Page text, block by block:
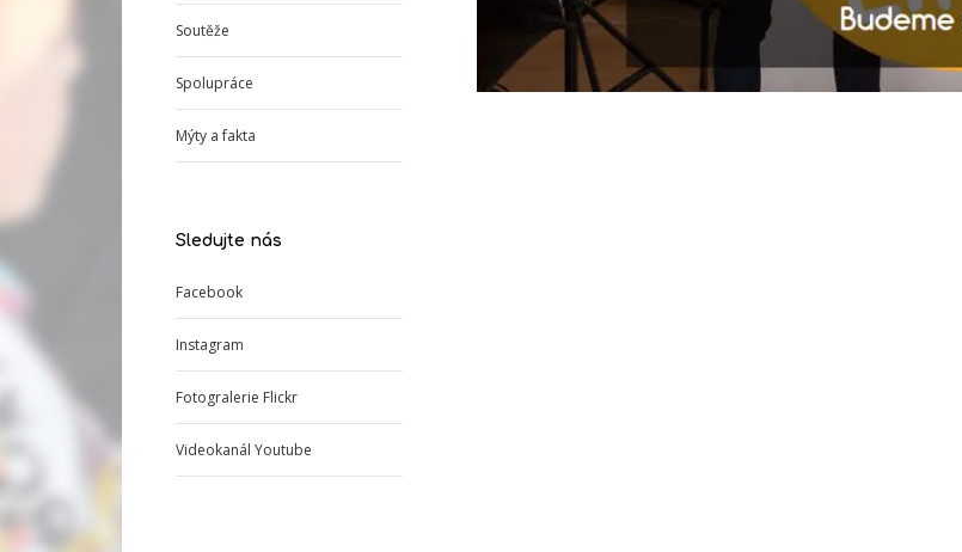
Soutěže
Spolupráce
Mýty a fakta
Sledujte nás
Facebook
Instagram
Fotogralerie Flickr
Videokanál Youtube